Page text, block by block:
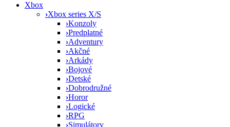
Xbox
›Xbox series X/S
›Konzoly
›Predplatné
›Adventury
›Akčné
›Arkády
›Bojové
›Detské
›Dobrodružné
›Horor
›Logické
›RPG
›Simulátory